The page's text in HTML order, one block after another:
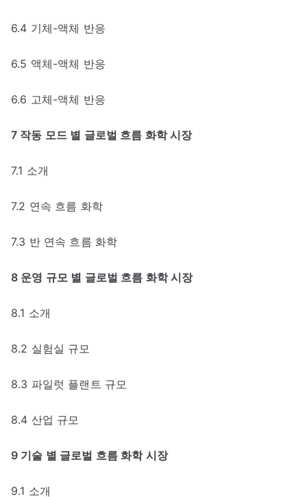
6.4 기체-액체 반응
6.5 액체-액체 반응
6.6 고체-액체 반응
7 작동 모드 별 글로벌 흐름 화학 시장
7.1 소개
7.2 연속 흐름 화학
7.3 반 연속 흐름 화학
8 운영 규모 별 글로벌 흐름 화학 시장
8.1 소개
8.2 실험실 규모
8.3 파일럿 플랜트 규모
8.4 산업 규모
9 기술 별 글로벌 흐름 화학 시장
9.1 소개